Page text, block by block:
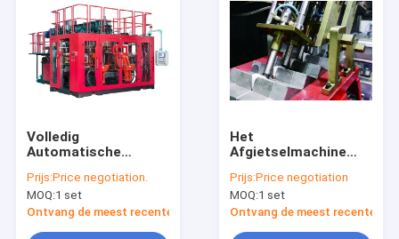
Volledig
Automatische
Vormen Machine
MP100FD voor
Automobiele Delen
Prijs:Price negotiation.
MOQ:1 set
Ontvang de meest recente Prijs
Het
Afgietselmachine
Defleshingsiml
Automatische
Plastic Slag met het
Prijs:Price negotiation
MOQ:1 set
Ontvang de meest recente